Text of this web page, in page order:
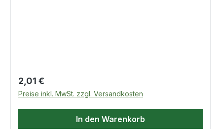
Regulärer Preis:
2,01 €
Preise inkl. MwSt. zzgl. Versandkosten
In den Warenkorb